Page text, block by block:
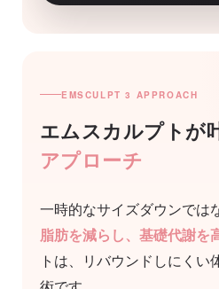
EMSCULPT 3 APPROACH
エムスカルプトが
アプローチ
一時的なサイズダウンでは
脂肪を減らし、基礎代謝を
トは、リバウンドしにくい